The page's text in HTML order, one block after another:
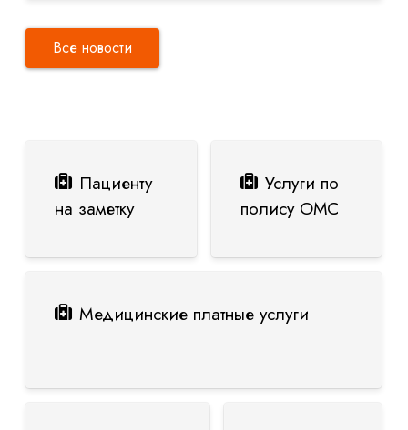
Все новости
Пациенту
на заметку
Услуги по
полису ОМС
Медицинские платные услуги